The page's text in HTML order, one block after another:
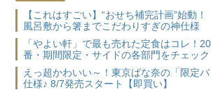
【これはすごい】“おせち補完計画”始動
風呂敷から箸までこだわりすぎの神仕様
「やよい軒」で最も売れた定食はコレ！
番・期間限定・サイドの各部門をチェック
えっ超かわいい～！東京ばな奈の「限定
仕様♪ 8/7発売スタート【即買い】